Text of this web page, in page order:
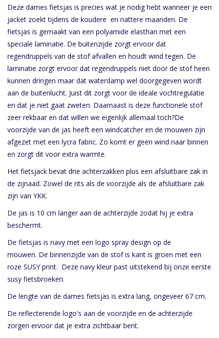
Deze dames fietsjas is precies wat je nodig hebt wanneer je een
jacket zoekt tijdens de koudere en nattere maanden. De
fietsjas is gemaakt van een polyamide elasthan met een
speciale laminatie. De buitenzijde zorgt ervoor dat
regendruppels van de stof afvallen en houdt wind tegen. De
laminatie zorgt ervoor dat regendruppels niet door de stof heen
kunnen dringen maar dat waterdamp wel doorgegeven wordt
aan de buitenlucht. Juist dit zorgt voor de ideale vochtregulatie
en dat je niet gaat zweten. Daarnaast is deze functionele stof
zeer rekbaar en dat willen we eigenlijk allemaal toch?De
voorzijde van de jas heeft een windcatcher en de mouwen zijn
afgezet met een lycra fabric. Zo komt er geen wind naar binnen
en zorgt dit voor extra warmte.
Het fietsjack bevat drie achterzakken plus een afsluitbare zak in
de zijnaad. Zowel de rits als de voorzijde als de afsluitbare zak
zijn van YKK.
De jas is 10 cm langer aan de achterzijde zodat hij je extra
beschermt.
De fietsjas is navy met een logo spray design op de
mouwen. De binnenzijde van de stof is kant is groen met een
roze SUSY print. Deze navy kleur past uitstekend bij onze eerste
susy fietsbroeken.
De lengte van de dames fietsjas is extra lang, ongeveer 67 cm.
De reflecterende logo's aan de voorzijde en de achterzijde
zorgen ervoor dat je extra zichtbaar bent.